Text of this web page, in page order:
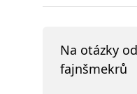
Na otázky
fajnšmekrů